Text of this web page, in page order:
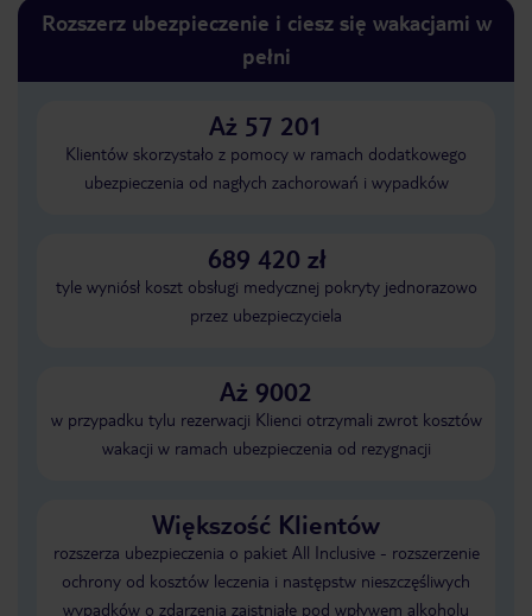
Rozszerz ubezpieczenie i ciesz się wakacjami w
pełni
Aż 57 201
Klientów skorzystało z pomocy w ramach dodatkowego
ubezpieczenia od nagłych zachorowań i wypadków
689 420 zł
tyle wyniósł koszt obsługi medycznej pokryty jednorazowo
przez ubezpieczyciela
Aż 9002
w przypadku tylu rezerwacji Klienci otrzymali zwrot kosztów
wakacji w ramach ubezpieczenia od rezygnacji
Większość Klientów
rozszerza ubezpieczenia o pakiet All Inclusive - rozszerzenie
ochrony od kosztów leczenia i następstw nieszczęśliwych
wypadków o zdarzenia zaistniałe pod wpływem alkoholu